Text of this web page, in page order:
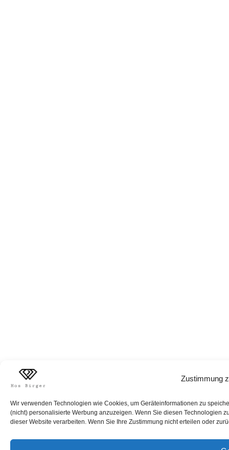
Zustimmung
Wir verwenden Technologien wie Cookies, um Geräteinformationen zu
(nicht) personalisierte Werbung anzuzeigen. Wenn Sie diesen Technologien
dieser Website verarbeiten. Wenn Sie Ihre Zustimmung nicht erteilen oder